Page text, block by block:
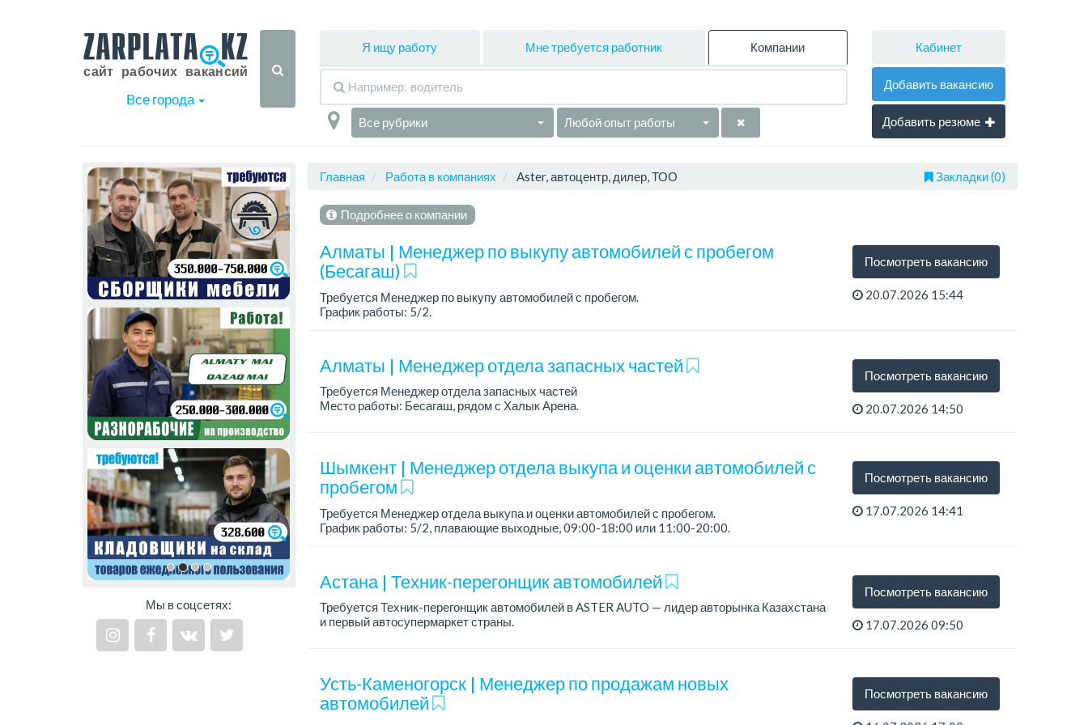
Все города
Я ищу работу Мне требуется работник Компании
Все рубрики Любой опыт работы
Кабинет
Добавить вакансию
Добавить резюме
Мы в соцсетях:
Главная Работа в компаниях Aster, автоцентр, дилер, ТОО Закладки (0)
Подробнее о компании
Алматы | Менеджер по выкупу автомобилей с пробегом
(Бесагаш)
Требуется Менеджер по выкупу автомобилей с пробегом.
График работы: 5/2.
Посмотреть вакансию
20.07.2026 15:44
Алматы | Менеджер отдела запасных частей
Требуется Менеджер отдела запасных частей
Место работы: Бесагаш, рядом с Халык Арена.
Посмотреть вакансию
20.07.2026 14:50
Шымкент | Менеджер отдела выкупа и оценки автомобилей с
пробегом
Требуется Менеджер отдела выкупа и оценки автомобилей с пробегом.
График работы: 5/2, плавающие выходные, 09:00-18:00 или 11:00-20:00.
Посмотреть вакансию
17.07.2026 14:41
Астана | Техник-перегонщик автомобилей
Требуется Техник-перегонщик автомобилей в ASTER AUTO — лидер авторынка Казахстана
и первый автосупермаркет страны.
Посмотреть вакансию
17.07.2026 09:50
Усть-Каменогорск | Менеджер по продажам новых
автомобилей
Посмотреть вакансию